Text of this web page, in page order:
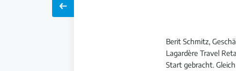
Berit Schmitz,
Lagardère Travel
Start gebracht.